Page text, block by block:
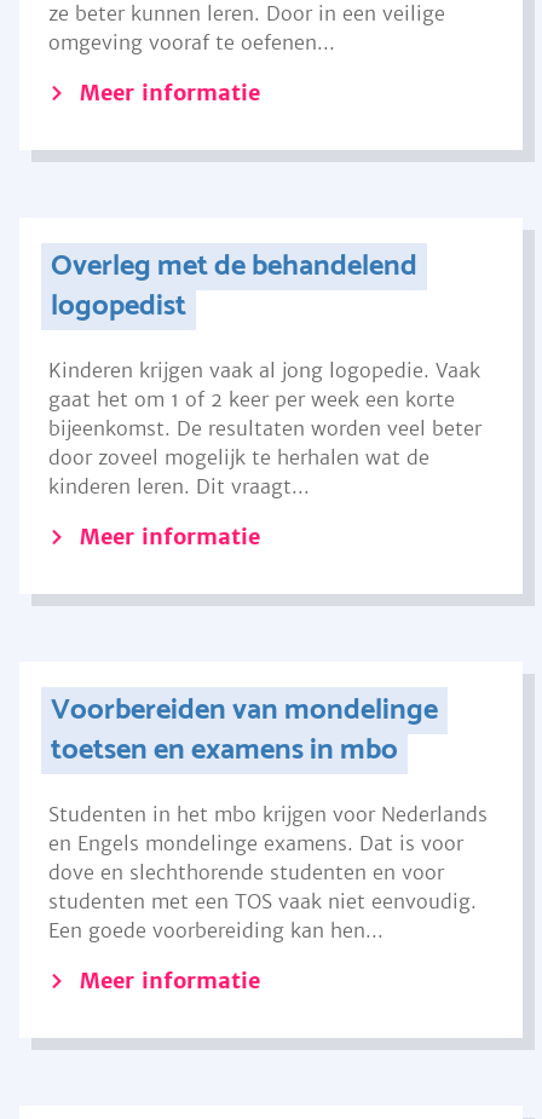
ze beter kunnen leren. Door in een veilige
omgeving vooraf te oefenen...
Meer informatie
Overleg met de behandelend
logopedist
Kinderen krijgen vaak al jong logopedie. Vaak
gaat het om 1 of 2 keer per week een korte
bijeenkomst. De resultaten worden veel beter
door zoveel mogelijk te herhalen wat de
kinderen leren. Dit vraagt...
Meer informatie
Voorbereiden van mondelinge
toetsen en examens in mbo
Studenten in het mbo krijgen voor Nederlands
en Engels mondelinge examens. Dat is voor
dove en slechthorende studenten en voor
studenten met een TOS vaak niet eenvoudig.
Een goede voorbereiding kan hen...
Meer informatie